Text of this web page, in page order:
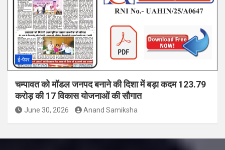
ई-पेपर
चम्पावत को मॉडल जनपद बनाने की दिशा में बड़ा कदम 123.79
करोड़ की 17 विकास योजनाओं की सौगात
June 30, 2026 Anand Samiksha